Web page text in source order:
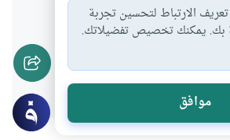
بهذا المحتوى؟
نعم لا
الارتباط لتحسين تجربة
بك. يمكنك تخصيص تفضيلاتك.
موافق